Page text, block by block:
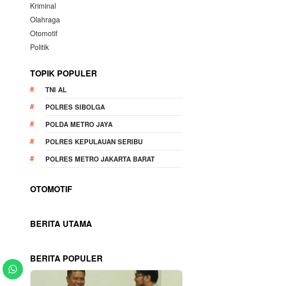
Kriminal
Olahraga
Otomotif
Politik
TOPIK POPULER
TNI AL
POLRES SIBOLGA
POLDA METRO JAYA
POLRES KEPULAUAN SERIBU
POLRES METRO JAKARTA BARAT
OTOMOTIF
BERITA UTAMA
BERITA POPULER